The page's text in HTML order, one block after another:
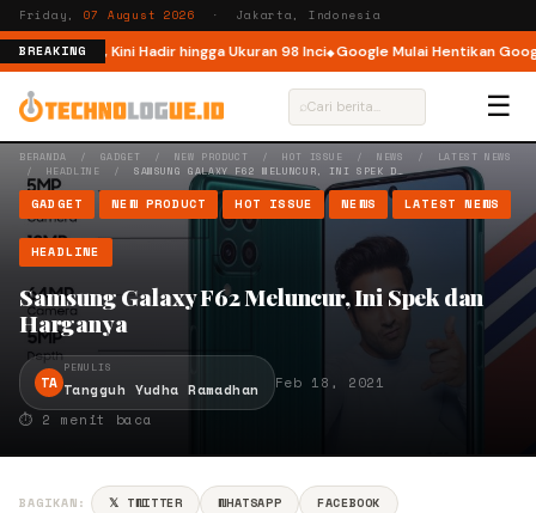
Friday, 07 August 2026 · Jakarta, Indonesia
BREAKING
Indonesia, Kini Hadir hingga Ukuran 98 Inci Google Mulai Hentikan
⌕ ☰
BERANDA / GADGET / NEW PRODUCT / HOT ISSUE / NEWS /
LATEST NEWS
/ HEADLINE / SAMSUNG GALAXY F62 MELUNCUR, INI SPEK D…
GADGET NEW PRODUCT HOT ISSUE NEWS LATEST NEWS
HEADLINE
Samsung Galaxy F62 Meluncur, Ini Spek dan
Harganya
TA
PENULIS
Tangguh Yudha Ramadhan
Feb 18, 2021
⏱ 2 menit baca
BAGIKAN: 𝕏 TWITTER WHATSAPP
FACEBOOK